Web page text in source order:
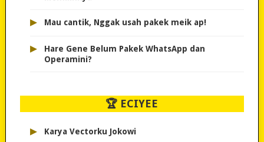
▸ Mau cantik, Nggak usah pakek meik ap!
▸
Hare Gene Belum Pakek WhatsApp dan
Operamini?
🏆 ECIYEE
▸ Karya Vectorku Jokowi